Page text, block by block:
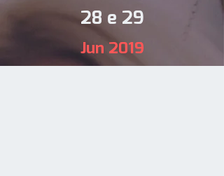
28 e 29
Jun 2019